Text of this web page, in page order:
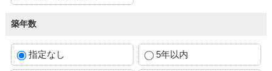
築年数
指定なし 5年以内